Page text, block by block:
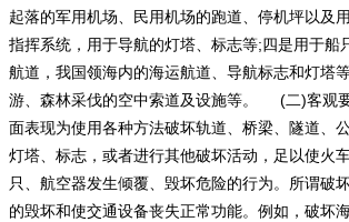
起落的军用机场、民用机场的跑道、停机坪以及
指挥系统，用于导航的灯塔、标志等;四是用于船
航道，我国领海内的海运航道、导航标志和灯塔
游、森林采伐的空中索道及设施等。 (二)客
面表现为使用各种方法破坏轨道、桥梁、隧道、
灯塔、标志，或者进行其他破坏活动，足以使火
只、航空器发生倾覆、毁坏危险的行为。所谓破
的毁坏和使交通设备丧失正常功能。例如，破坏